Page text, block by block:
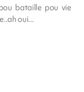
bataille pou vie
oui...